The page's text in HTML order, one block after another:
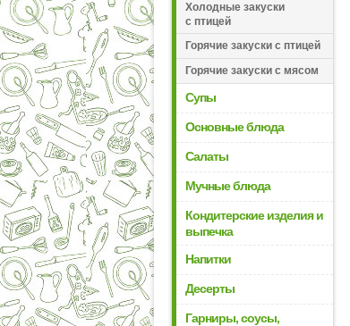
Холодные закуски
с птицей
Горячие закуски с птицей
Горячие закуски с мясом
Супы
Основные блюда
Салаты
Мучные блюда
Кондитерские изделия и
выпечка
Напитки
Десерты
Гарниры, соусы,